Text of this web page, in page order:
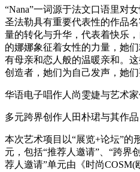
“Nana”一词源于法文口语里对
圣法勒具有重要代表性的作品
量的转化与升华，代表着快乐
的娜娜象征着女性的力量，她
有母亲和恋人般的温暖亲和。
创造者，她们为自己发声，她们
华语电子唱作人尚雯婕与艺术
多元跨界创作人田朴珺与其作品
本次艺术项目以“展览+论坛”的
元，包括“推荐人邀请”、“跨界
荐人邀请”单元由《时尚